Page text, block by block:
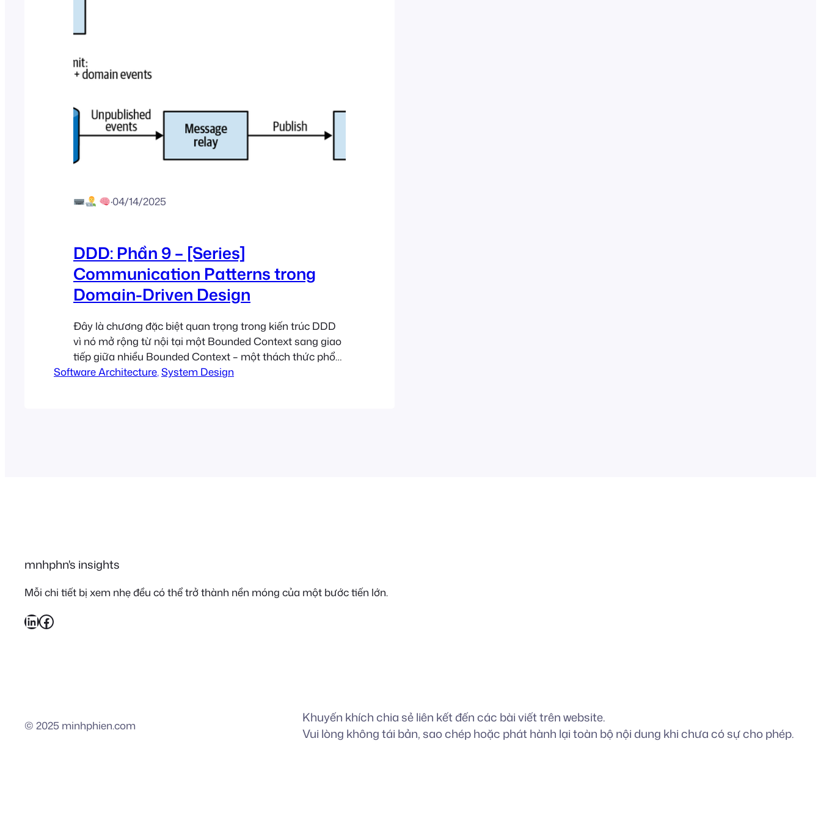
·04/14/2025
DDD: Phần 9 – [Series]
Communication Patterns trong
Domain-Driven Design
Đây là chương đặc biệt quan trọng trong kiến trúc DDD
vì nó mở rộng từ nội tại một Bounded Context sang giao
tiếp giữa nhiều Bounded Context – một thách thức phổ
biến trong hệ thống phân tán hiện đại. Xem lại phần 8 tại:
Software Architecture, System Design
mnhphn's insights
Mỗi chi tiết bị xem nhẹ đều có thể trở thành nền móng của một bước tiến lớn.
LinkedIn Facebook
© 2025 minhphien.com
Khuyến khích chia sẻ liên kết đến các bài viết trên website.
Vui lòng không tái bản, sao chép hoặc phát hành lại toàn bộ nội dung khi chưa có sự cho phép.